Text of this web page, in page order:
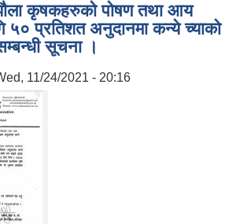
कृषकहरुको पोषण तथा आय
५० प्रतिशत अनुदानमा कन्ये च्याको
सूचना ।
11/24/2021 - 20:16